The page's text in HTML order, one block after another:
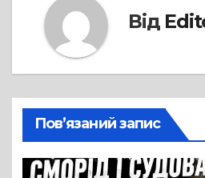
Від
Пов’язаний запис